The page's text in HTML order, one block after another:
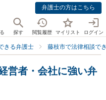
弁護士の方はこちら
探す 閲覧履歴 マイリスト ログイン
きる弁護士 藤枝市で法律相談で
営者・会社に強い弁